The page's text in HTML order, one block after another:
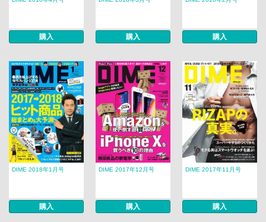
購入 購入 購入
DIME 2018年1月号
購入
DIME 2017年12月号
購入
DIME 2017年11月号
購入